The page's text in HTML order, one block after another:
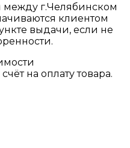
г.Челябинском
клиентом
выдачи, если не
на оплату товара.